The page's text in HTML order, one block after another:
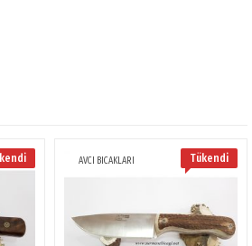
AVCI BICAKLARI Tükendi